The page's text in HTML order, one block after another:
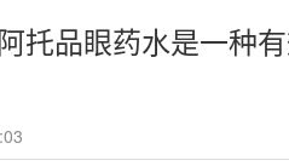
托品眼药水是一种